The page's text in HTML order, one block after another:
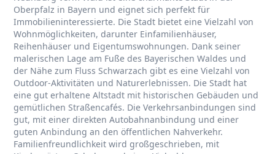
Oberpfalz in Bayern und eignet sich perfekt für
Immobilieninteressierte. Die Stadt bietet eine Vielzahl von
Wohnmöglichkeiten, darunter Einfamilienhäuser,
Reihenhäuser und Eigentumswohnungen. Dank seiner
malerischen Lage am Fuße des Bayerischen Waldes und
der Nähe zum Fluss Schwarzach gibt es eine Vielzahl von
Outdoor-Aktivitäten und Naturerlebnissen. Die Stadt hat
eine gut erhaltene Altstadt mit historischen Gebäuden und
gemütlichen Straßencafés. Die Verkehrsanbindungen sind
gut, mit einer direkten Autobahnanbindung und einer
guten Anbindung an den öffentlichen Nahverkehr.
Familienfreundlichkeit wird großgeschrieben, mit